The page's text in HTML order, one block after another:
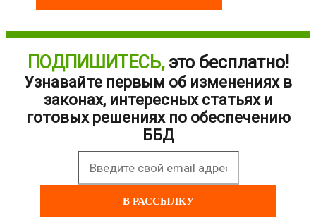
ПОДПИШИТЕСЬ, это бесплатно!
Узнавайте первым об изменениях в
законах, интересных статьях и
готовых решениях по обеспечению
ББД
В РАССЫЛКУ